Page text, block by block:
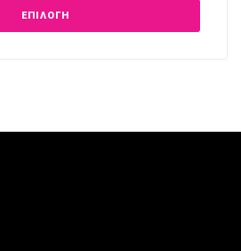
ΕΠΙΛΟΓΉ